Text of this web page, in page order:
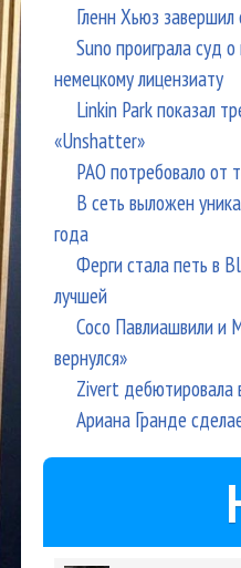
Гленн Хьюз завершил
Suno проиграла суд
немецкому лицензиату
Linkin Park показал
«Unshatter»
РАО потребовало от
В сеть выложен
года
Ферги стала петь в
лучшей
Сосо Павлиашвили и
вернулся»
Zivert дебютировала
Ариана Гранде